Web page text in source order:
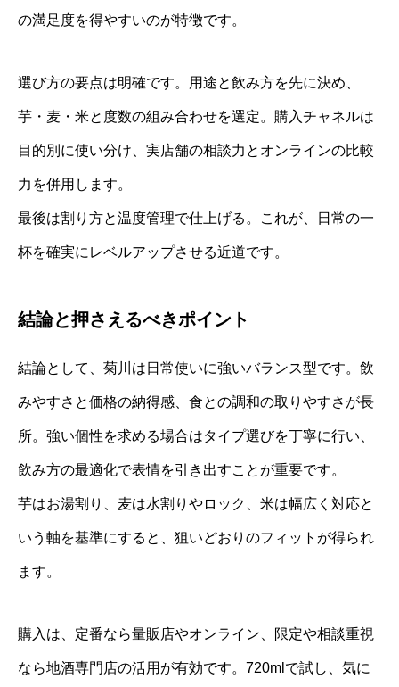
の満足度を得やすいのが特徴です。
選び方の要点は明確です。用途と飲み方を先に決め、
芋・麦・米と度数の組み合わせを選定。購入チャネルは
目的別に使い分け、実店舗の相談力とオンラインの比較
力を併用します。
最後は割り方と温度管理で仕上げる。これが、日常の一
杯を確実にレベルアップさせる近道です。
結論と押さえるべきポイント
結論として、菊川は日常使いに強いバランス型です。飲
みやすさと価格の納得感、食との調和の取りやすさが長
所。強い個性を求める場合はタイプ選びを丁寧に行い、
飲み方の最適化で表情を引き出すことが重要です。
芋はお湯割り、麦は水割りやロック、米は幅広く対応と
いう軸を基準にすると、狙いどおりのフィットが得られ
ます。
購入は、定番なら量販店やオンライン、限定や相談重視
なら地酒専門店の活用が有効です。720mlで試し、気に